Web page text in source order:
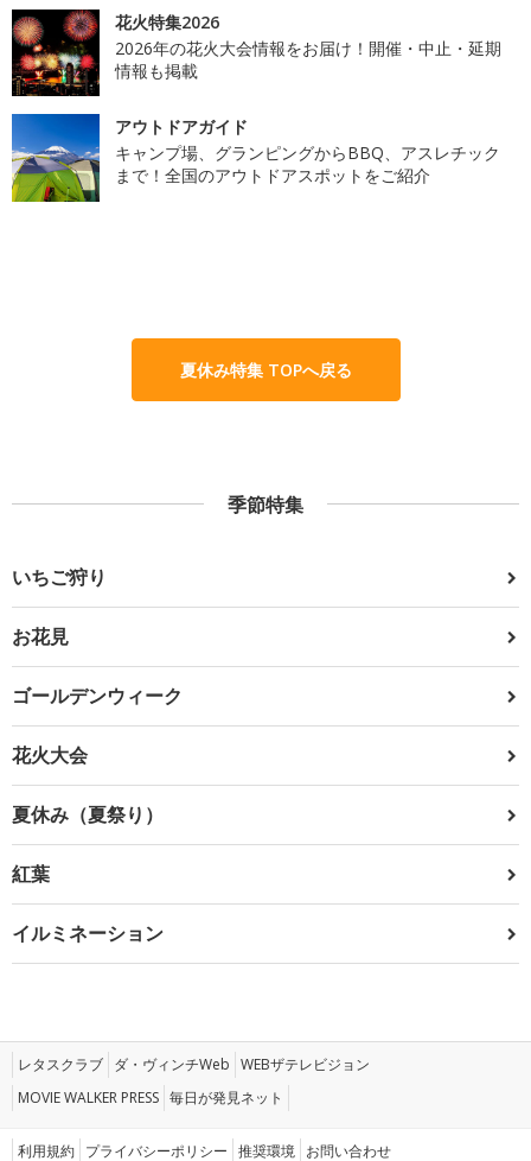
花火特集2026
2026年の花火大会情報をお届け！開催・中止・延期
情報も掲載
アウトドアガイド
キャンプ場、グランピングからBBQ、アスレチック
まで！全国のアウトドアスポットをご紹介
夏休み特集 TOPへ戻る
季節特集
いちご狩り
お花見
ゴールデンウィーク
花火大会
夏休み（夏祭り）
紅葉
イルミネーション
レタスクラブ ダ・ヴィンチWeb WEBザテレビジョン
MOVIE WALKER PRESS 毎日が発見ネット
利用規約 プライバシーポリシー 推奨環境 お問い合わせ